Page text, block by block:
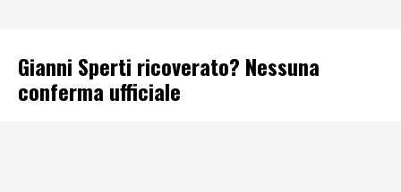
Gianni Sperti ricoverato? Nessuna
conferma ufficiale